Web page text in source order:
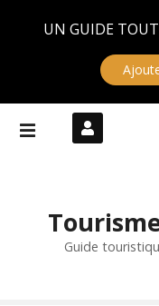
UN GUIDE
Guide